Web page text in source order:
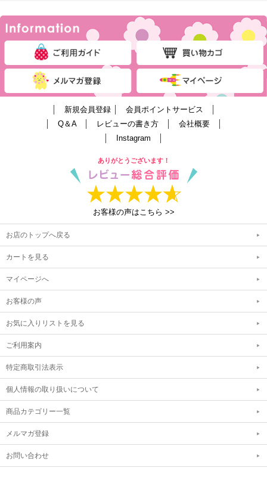
新規会員登録│ 会員ポイントサービス
Q＆A│ レビューの書き方│ 会社概要│
Instagram
ありがとうございます！
お客様の声はこちら >>
お店のトップへ戻る
カートを見る
マイページへ
お客様の声
お気に入りリストを見る
ご利用案内
特定商取引法表示
個人情報の取り扱いについて
商品カテゴリー一覧
メルマガ登録
お問い合わせ